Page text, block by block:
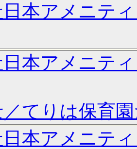
本アメニテ
本アメニテ
てりは保育
本アメニテ